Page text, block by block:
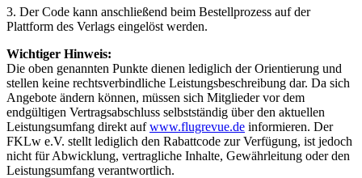
3. Der Code kann anschließend beim Bestellprozess auf der
Plattform des Verlags eingelöst werden.
Wichtiger Hinweis:
Die oben genannten Punkte dienen lediglich der Orientierung und
stellen keine rechtsverbindliche Leistungsbeschreibung dar. Da sich
Angebote ändern können, müssen sich Mitglieder vor dem
endgültigen Vertragsabschluss selbstständig über den aktuellen
Leistungsumfang direkt aufwww.flugrevue.de informieren. Der
FKLw e.V. stellt lediglich den Rabattcode zur Verfügung, ist jedoch
nicht für Abwicklung, vertragliche Inhalte, Gewährleitung oder den
Leistungsumfang verantwortlich.